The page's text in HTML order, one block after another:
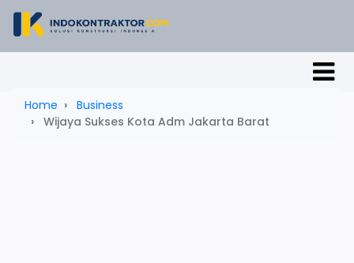
Home
Business
Wijaya Sukses Kota Adm Jakarta Barat